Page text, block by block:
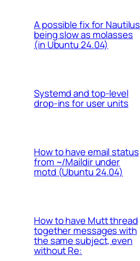
A possible fix for Nautilus
being slow as molasses
(in Ubuntu 24.04)
Systemd and top-level
drop-ins for user units
How to have email status
from ~/Maildir under
motd (Ubuntu 24.04)
How to have Mutt thread
together messages with
the same subject, even
without Re: